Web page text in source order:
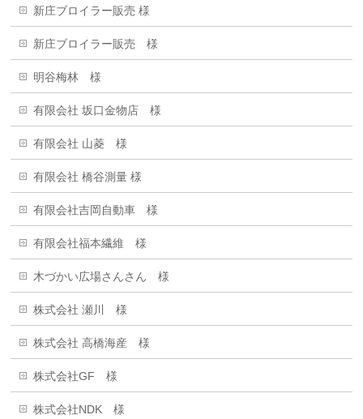
新庄ブロイラー販売 様
新庄ブロイラー販売 様
明谷梅林 様
有限会社 坂口金物店 様
有限会社 山菱 様
有限会社 橋谷測量 様
有限会社吉岡自動車 様
有限会社福本繊維 様
木づかい広場さんさん 様
株式会社 瀬川 様
株式会社 高橋海産 様
株式会社GF 様
株式会社NDK 様